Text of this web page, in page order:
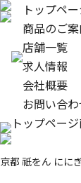
トップペ
商品のご
店舗一覧
求人情報
会社概要
お問い合
トップページ
京都 祇をん にに